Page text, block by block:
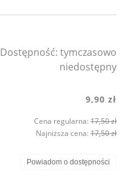
Dostępność: tymczasowo
niedostępny
9,90 zł
Cena regularna: 17,50 zł
Najniższa cena: 17,50 zł
Powiadom o dostępności